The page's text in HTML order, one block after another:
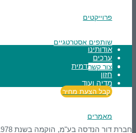
פרוייקטים
שותפים אסטרטגיים
צור קשר
קבל הצעת מחיר
מאמרים
אודותינו
ערכים
סרטון תדמית
חזון
מדיה ועוד